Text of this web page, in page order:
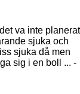
va inte planerat
sjuka och
sjuka då men
sig i en boll ... -